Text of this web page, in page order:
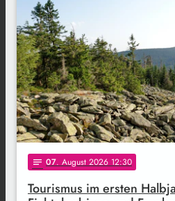
notes 07. August 2026 12:30
Tourismus im ersten